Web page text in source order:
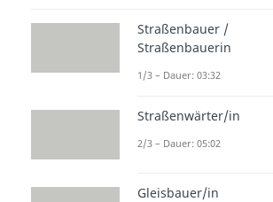
Straßenbauer /
Straßenbauerin
1/3 – Dauer: 03:32
Straßenwärter/in
2/3 – Dauer: 05:02
Gleisbauer/in